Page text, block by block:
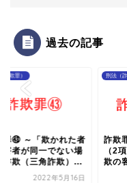
過去の記事
詐欺罪）
罪㊸ ～「欺かれた者
害者が同一でない場
詐欺（三角詐欺）...
2022年5月16日
刑法（詐
詐欺
（2
欺の